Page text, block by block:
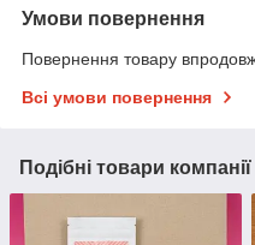
Умови повернення
Повернення товару
Всі умови повернення
Подібні товари компанії